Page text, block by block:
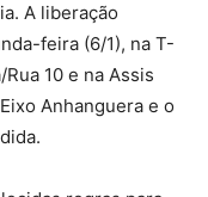
A liberação
feira (6/1), na T-
10 e na Assis
Anhanguera e o